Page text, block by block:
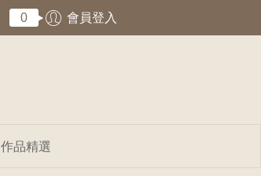
0 會員登入
作品精選